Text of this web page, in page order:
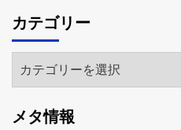
イ
ブ
カテゴリー
テ
リ
メタ情報